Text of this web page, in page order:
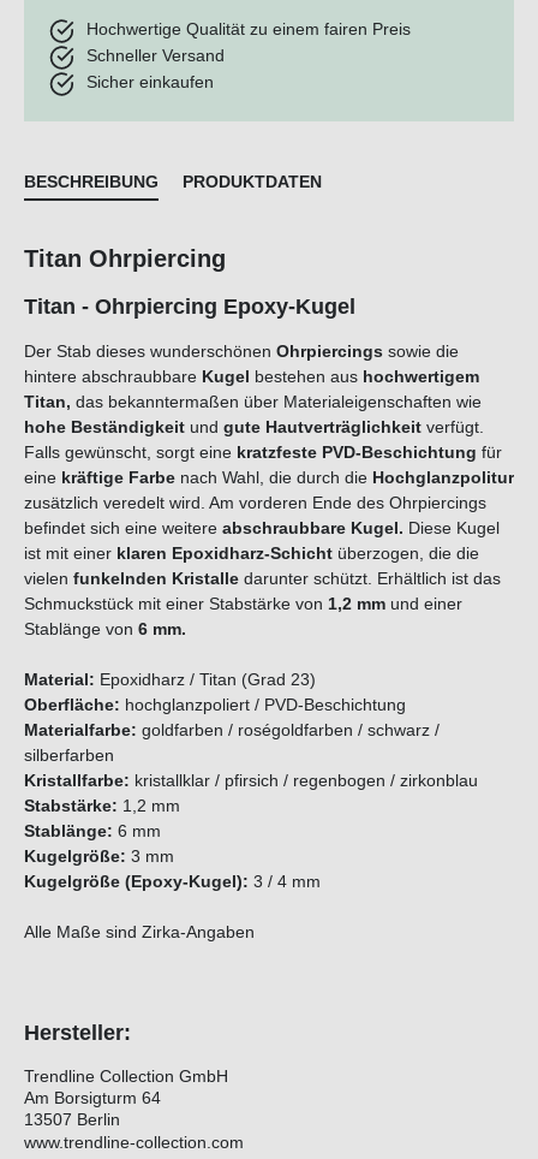
Hochwertige Qualität zu einem fairen Preis
Schneller Versand
Sicher einkaufen
BESCHREIBUNG PRODUKTDATEN
Titan Ohrpiercing
Titan - Ohrpiercing Epoxy-Kugel
Der Stab dieses wunderschönen Ohrpiercings sowie die
hintere abschraubbare Kugel bestehen aus hochwertigem
Titan, das bekanntermaßen über Materialeigenschaften wie
hohe Beständigkeit und gute Hautverträglichkeit verfügt.
Falls gewünscht, sorgt eine kratzfeste PVD-Beschichtung für
eine kräftige Farbe nach Wahl, die durch die Hochglanzpolitur
zusätzlich veredelt wird. Am vorderen Ende des Ohrpiercings
befindet sich eine weitere abschraubbare Kugel. Diese Kugel
ist mit einer klaren Epoxidharz-Schicht überzogen, die die
vielen funkelnden Kristalle darunter schützt. Erhältlich ist das
Schmuckstück mit einer Stabstärke von 1,2 mm und einer
Stablänge von 6 mm.
Material: Epoxidharz / Titan (Grad 23)
Oberfläche: hochglanzpoliert / PVD-Beschichtung
Materialfarbe: goldfarben / roségoldfarben / schwarz /
silberfarben
Kristallfarbe: kristallklar / pfirsich / regenbogen / zirkonblau
Stabstärke: 1,2 mm
Stablänge: 6 mm
Kugelgröße: 3 mm
Kugelgröße (Epoxy-Kugel): 3 / 4 mm
Alle Maße sind Zirka-Angaben
Hersteller:
Trendline Collection GmbH
Am Borsigturm 64
13507 Berlin
www.trendline-collection.com